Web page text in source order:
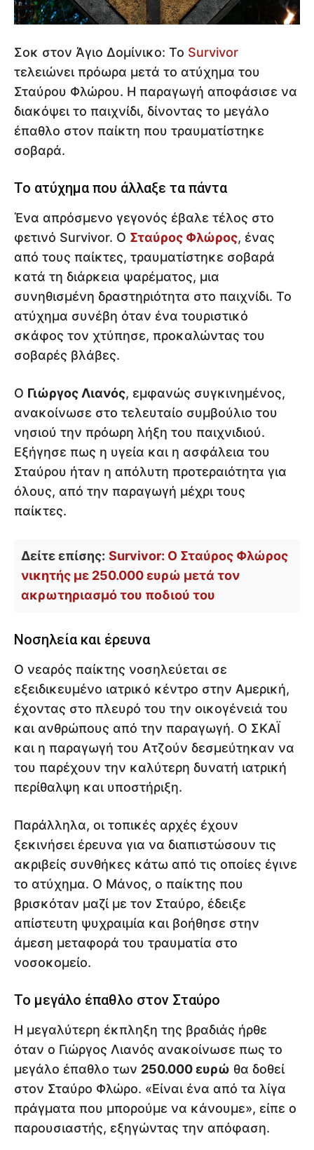
Σοκ στον Άγιο Δομίνικο: Το Survivor
τελειώνει πρόωρα μετά το ατύχημα του
Σταύρου Φλώρου. Η παραγωγή αποφάσισε να
διακόψει το παιχνίδι, δίνοντας το μεγάλο
έπαθλο στον παίκτη που τραυματίστηκε
σοβαρά.
Το ατύχημα που άλλαξε τα πάντα
Ένα απρόσμενο γεγονός έβαλε τέλος στο
φετινό Survivor. Ο Σταύρος Φλώρος, ένας
από τους παίκτες, τραυματίστηκε σοβαρά
κατά τη διάρκεια ψαρέματος, μια
συνηθισμένη δραστηριότητα στο παιχνίδι. Το
ατύχημα συνέβη όταν ένα τουριστικό
σκάφος τον χτύπησε, προκαλώντας του
σοβαρές βλάβες.
Ο Γιώργος Λιανός, εμφανώς συγκινημένος,
ανακοίνωσε στο τελευταίο συμβούλιο του
νησιού την πρόωρη λήξη του παιχνιδιού.
Εξήγησε πως η υγεία και η ασφάλεια του
Σταύρου ήταν η απόλυτη προτεραιότητα για
όλους, από την παραγωγή μέχρι τους
παίκτες.
Δείτε επίσης: Survivor: Ο Σταύρος Φλώρος
νικητής με 250.000 ευρώ μετά τον
ακρωτηριασμό του ποδιού του
Νοσηλεία και έρευνα
Ο νεαρός παίκτης νοσηλεύεται σε
εξειδικευμένο ιατρικό κέντρο στην Αμερική,
έχοντας στο πλευρό του την οικογένειά του
και ανθρώπους από την παραγωγή. Ο ΣΚΑΪ
και η παραγωγή του Ατζούν δεσμεύτηκαν να
του παρέχουν την καλύτερη δυνατή ιατρική
περίθαλψη και υποστήριξη.
Παράλληλα, οι τοπικές αρχές έχουν
ξεκινήσει έρευνα για να διαπιστώσουν τις
ακριβείς συνθήκες κάτω από τις οποίες έγινε
το ατύχημα. Ο Μάνος, ο παίκτης που
βρισκόταν μαζί με τον Σταύρο, έδειξε
απίστευτη ψυχραιμία και βοήθησε στην
άμεση μεταφορά του τραυματία στο
νοσοκομείο.
Το μεγάλο έπαθλο στον Σταύρο
Η μεγαλύτερη έκπληξη της βραδιάς ήρθε
όταν ο Γιώργος Λιανός ανακοίνωσε πως το
μεγάλο έπαθλο των 250.000 ευρώ θα δοθεί
στον Σταύρο Φλώρο. «Είναι ένα από τα λίγα
πράγματα που μπορούμε να κάνουμε», είπε ο
παρουσιαστής, εξηγώντας την απόφαση.